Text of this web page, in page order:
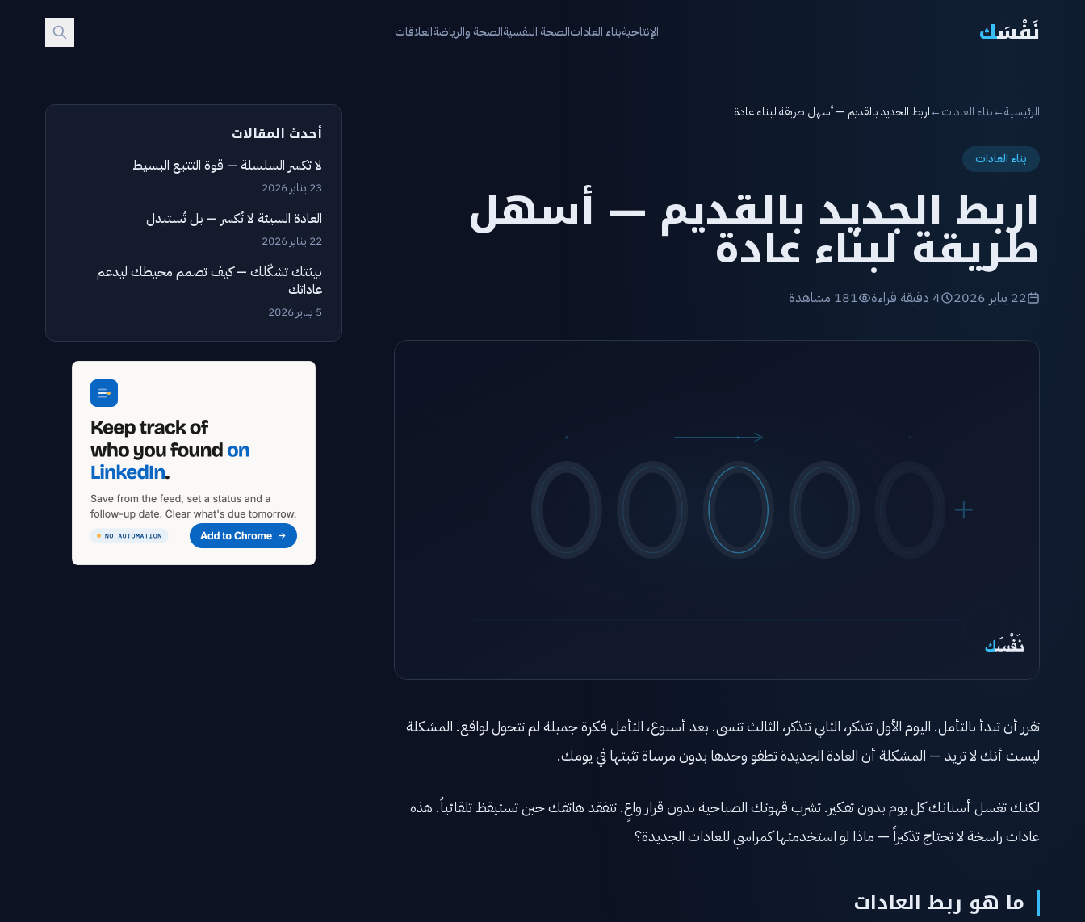
نَفْسَك الإنتاجيةبناء العاداتالصحة النفسيةالصحة والرياضةالعلاقات
الرئيسية←بناء العادات←اربط الجديد بالقديم — أسهل طريقة لبناء عادة
بناء العادات
اربط الجديد بالقديم — أسهل
طريقة لبناء عادة
22 يناير 2026 4 دقيقة قراءة 181 مشاهدة
تقرر أن تبدأ بالتأمل. اليوم الأول تتذكر، الثاني تتذكر، الثالث تنسى. بعد أسبوع، التأمل فكرة جميلة لم تتحول لواقع. المشكلة
ليست أنك لا تريد — المشكلة أن العادة الجديدة تطفو وحدها بدون مرساة تثبتها في يومك.
لكنك تغسل أسنانك كل يوم بدون تفكير. تشرب قهوتك الصباحية بدون قرار واعٍ. تتفقد هاتفك حين تستيقظ تلقائياً. هذه
عادات راسخة لا تحتاج تذكيراً — ماذا لو استخدمتها كمراسي للعادات الجديدة؟
ما هو ربط العادات
أحدث المقالات
لا تكسر السلسلة — قوة التتبع البسيط
23 يناير 2026
العادة السيئة لا تُكسر — بل تُستبدل
22 يناير 2026
بيئتك تشكّلك — كيف تصمم محيطك ليدعم
عاداتك
5 يناير 2026